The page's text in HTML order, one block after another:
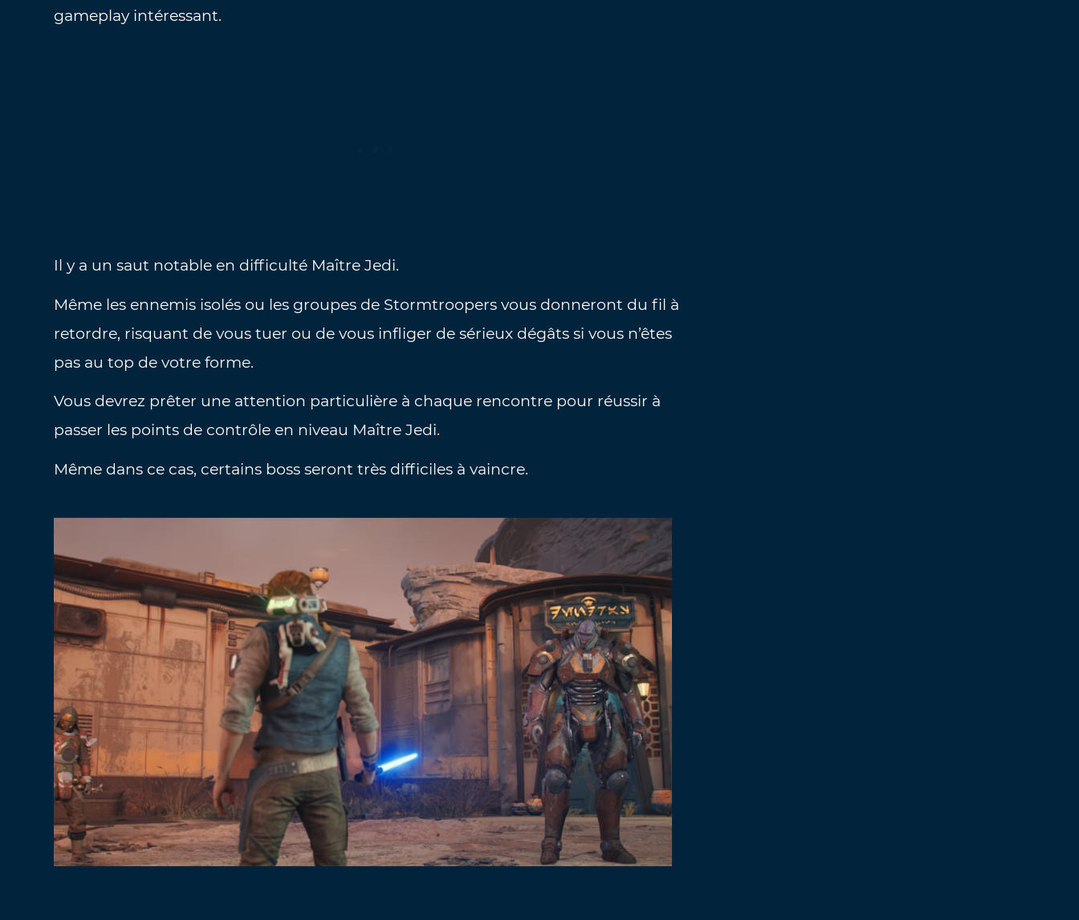
gameplay intéressant.
Il y a un saut notable en difficulté Maître Jedi.
Même les ennemis isolés ou les groupes de Stormtroopers vous donneront du fil à
retordre, risquant de vous tuer ou de vous infliger de sérieux dégâts si vous n’êtes
pas au top de votre forme.
Vous devrez prêter une attention particulière à chaque rencontre pour réussir à
passer les points de contrôle en niveau Maître Jedi.
Même dans ce cas, certains boss seront très difficiles à vaincre.